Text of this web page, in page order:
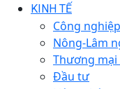
KINH TẾ
Công nghiệp
Nông-Lâm
Thương mại
Đầu tư